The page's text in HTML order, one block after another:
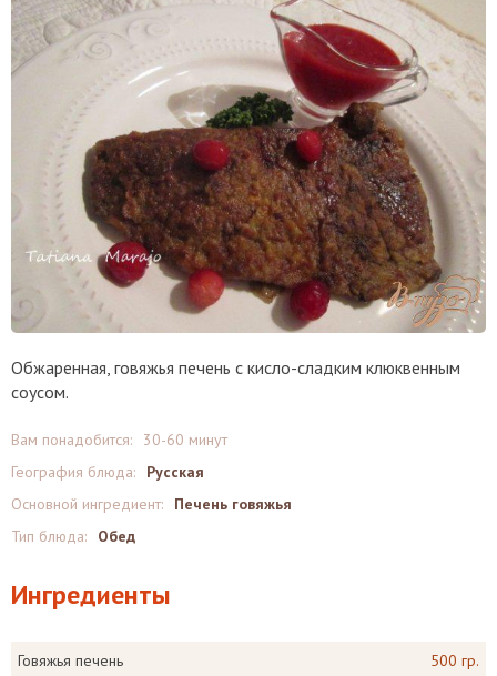
Обжаренная, говяжья печень с кисло-сладким клюквенным
соусом.
Вам понадобится:
30-60 минут
География блюда:
Русская
Основной ингредиент:
Печень говяжья
Тип блюда:
Обед
Ингредиенты
Говяжья печень
500 гр.